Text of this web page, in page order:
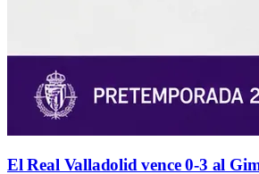
El Real Valladolid vence 0-3 al